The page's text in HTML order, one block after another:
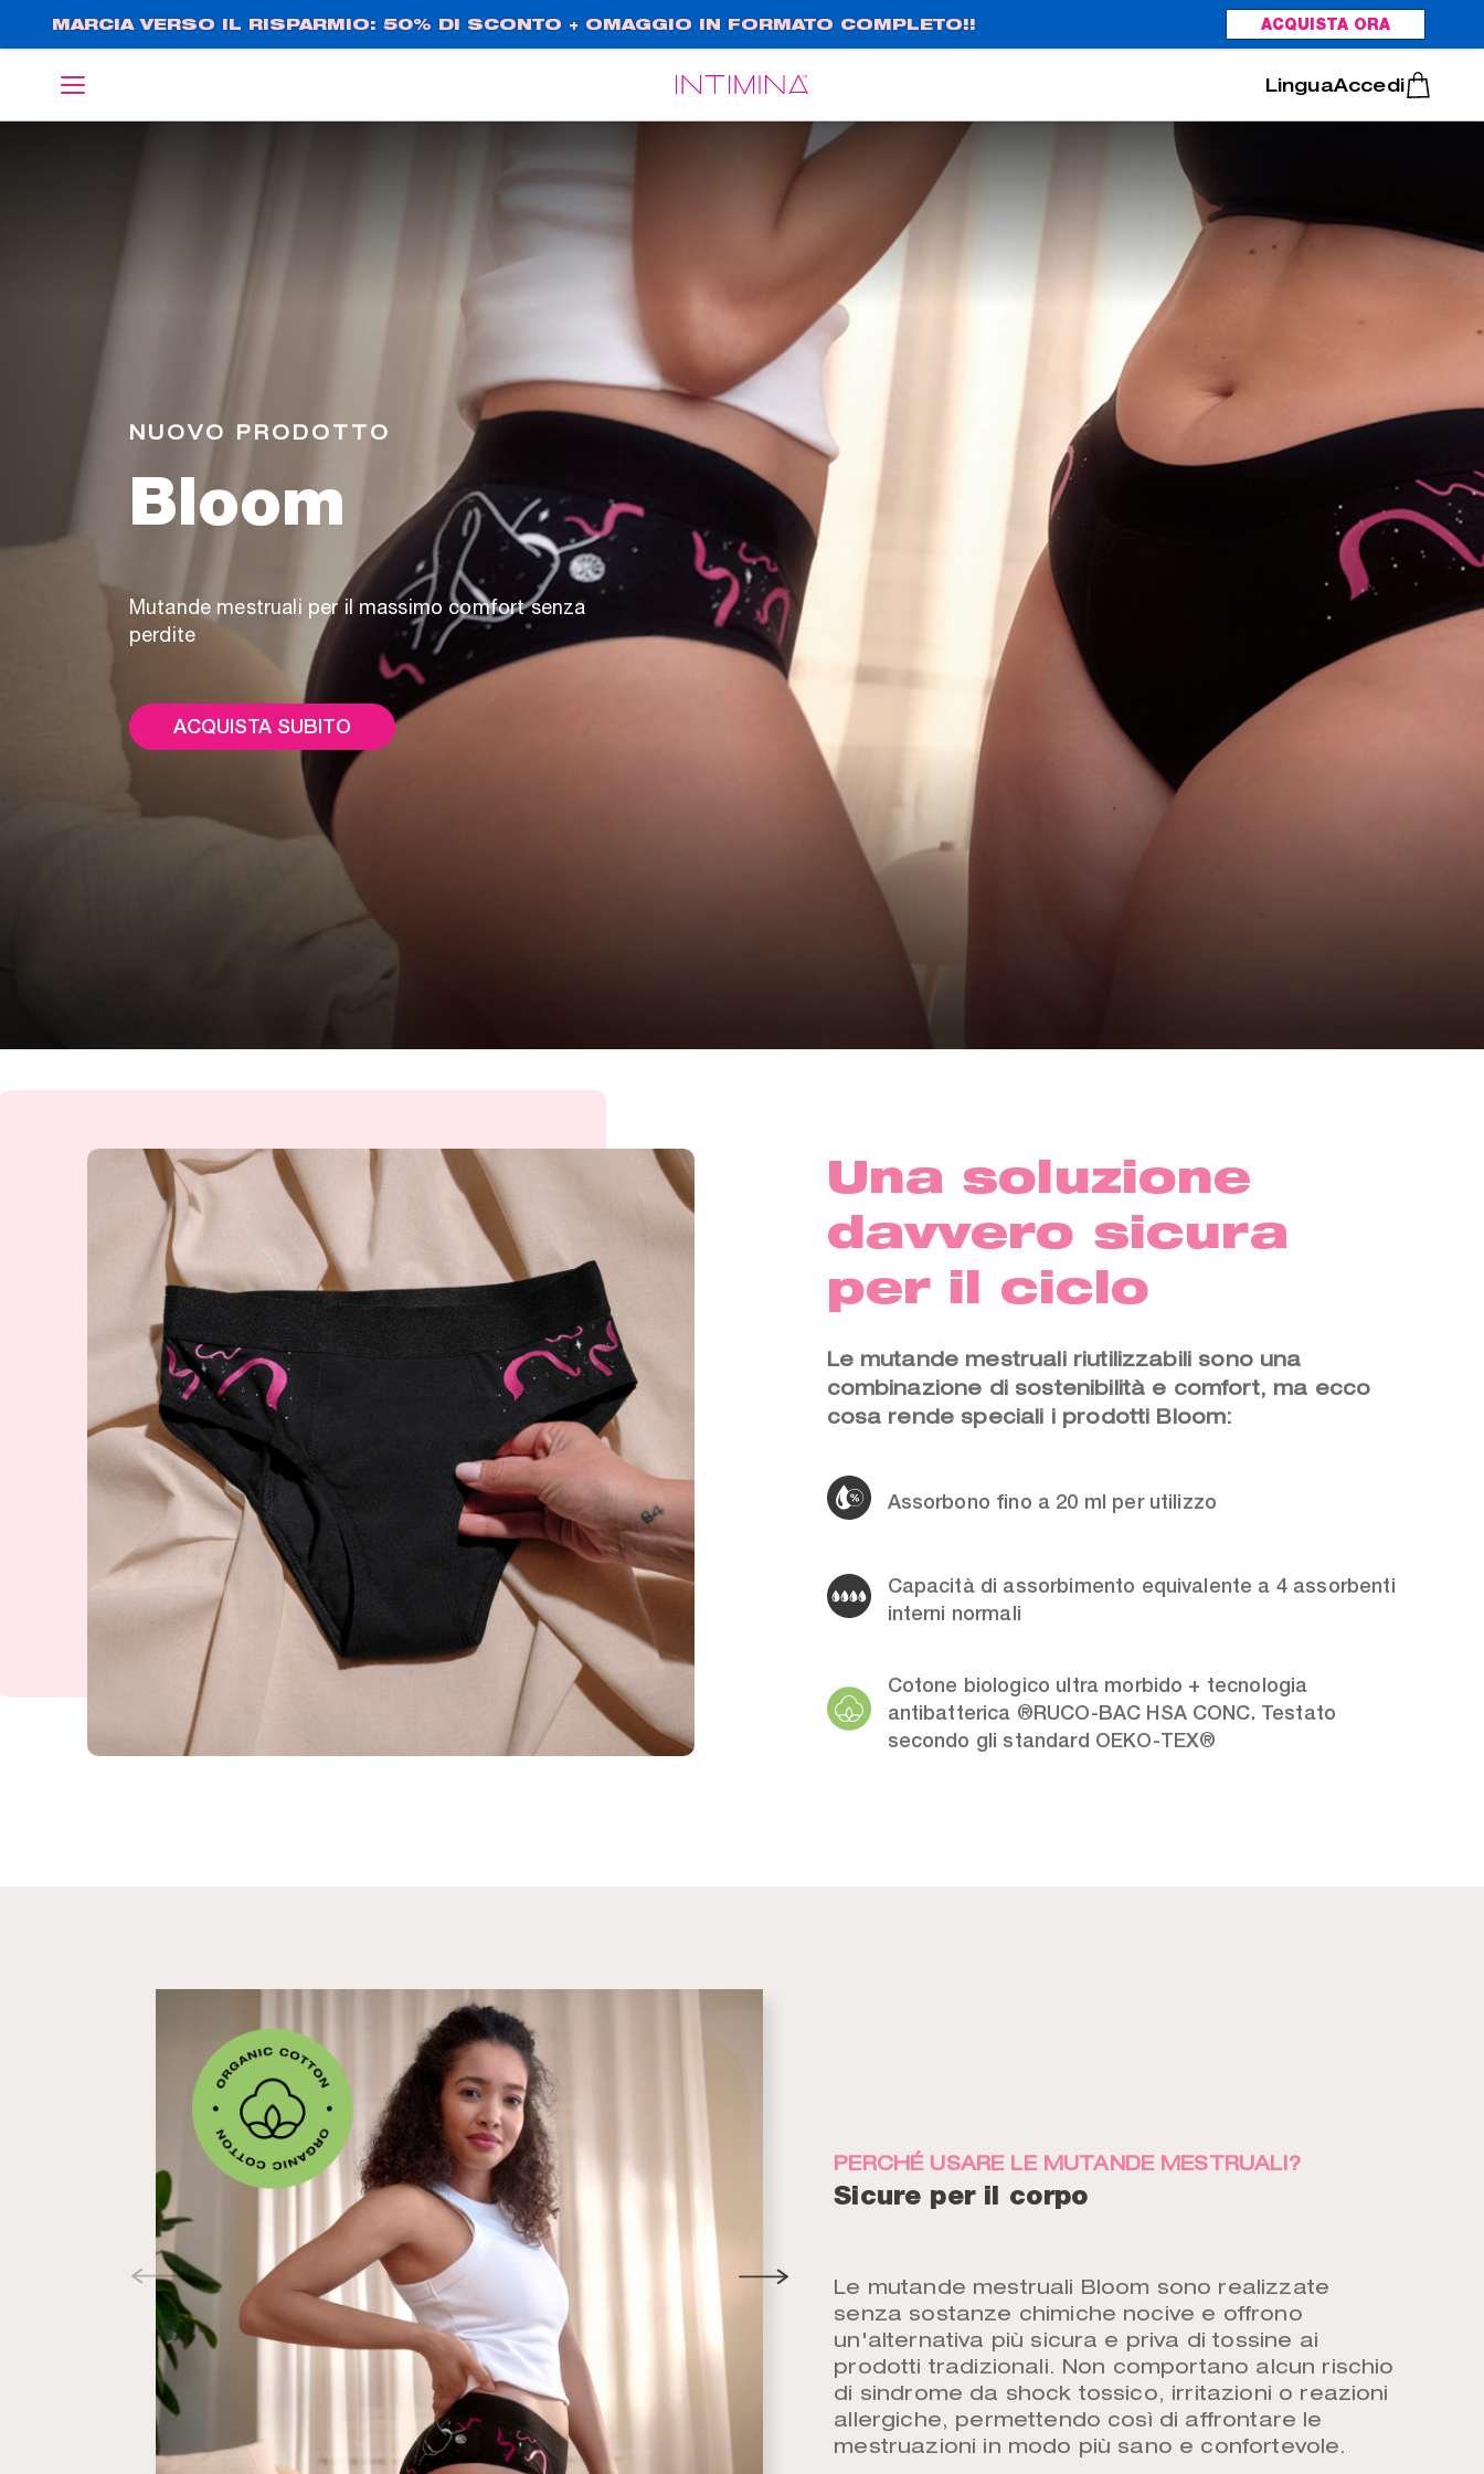
principale
MARCIA VERSO IL RISPARMIO: 50% DI SCONTO + OMAGGIO IN FORMATO COMPLETO!! ACQUISTA ORA
English Português
Accedi
Bloom
NUOVO PRODOTTO
Mutande mestruali per il massimo comfort senza
perdite
ACQUISTA SUBITO
Una soluzione
davvero sicura
per il ciclo
Le mutande mestruali riutilizzabili sono una
combinazione di sostenibilità e comfort, ma ecco
cosa rende speciali i prodotti Bloom:
Assorbono fino a 20 ml per utilizzo
Capacità di assorbimento equivalente a 4 assorbenti
interni normali
Cotone biologico ultra morbido + tecnologia
antibatterica ®RUCO-BAC HSA CONC. Testato
secondo gli standard OEKO-TEX®
PERCHÉ USARE LE MUTANDE MESTRUALI?
Sicure per il corpo
Le mutande mestruali Bloom sono realizzate
senza sostanze chimiche nocive e offrono
un'alternativa più sicura e priva di tossine ai
prodotti tradizionali. Non comportano alcun rischio
di sindrome da shock tossico, irritazioni o reazioni
allergiche, permettendo così di affrontare le
mestruazioni in modo più sano e confortevole.